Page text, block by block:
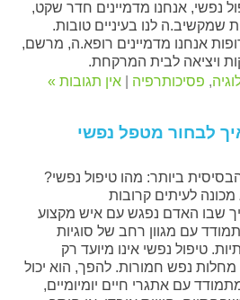
נפשי, אנחנו מדמיינים חדר שקט,
שמקשיב.ה לנו בעיניים טובות.
אנחנו מדמיינים רופא.ה, מרשם,
ויציאה לבית המרקחת.
, פסיכותרפיה |אין תגובות »
לבחור מטפל נפשי
ביותר: מהו טיפול נפשי?
לעיתים קרובות
שבו האדם נפגש עם איש מקצוע
עם מגוון רחב של סוגיות
טיפול נפשי אינו מיועד רק
נפש חמורות. להפך, הוא יכול
עם אתגרי חיים יומיומיים,